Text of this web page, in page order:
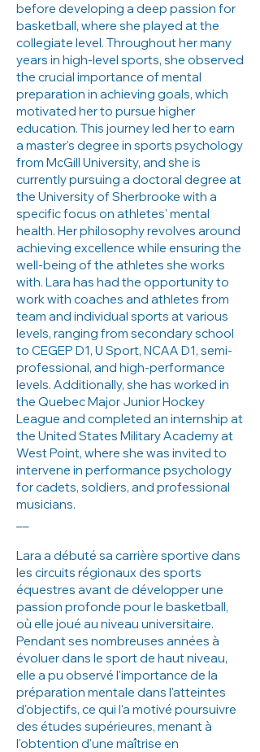
before developing a deep passion for
basketball, where she played at the
collegiate level. Throughout her many
years in high-level sports, she observed
the crucial importance of mental
preparation in achieving goals, which
motivated her to pursue higher
education. This journey led her to earn
a master's degree in sports psychology
from McGill University, and she is
currently pursuing a doctoral degree at
the University of Sherbrooke with a
specific focus on athletes' mental
health. Her philosophy revolves around
achieving excellence while ensuring the
well-being of the athletes she works
with. Lara has had the opportunity to
work with coaches and athletes from
team and individual sports at various
levels, ranging from secondary school
to CEGEP D1, U Sport, NCAA D1, semi-
professional, and high-performance
levels. Additionally, she has worked in
the Quebec Major Junior Hockey
League and completed an internship at
the United States Military Academy at
West Point, where she was invited to
intervene in performance psychology
for cadets, soldiers, and professional
musicians.
Lara a débuté sa carrière sportive dans
les circuits régionaux des sports
équestres avant de développer une
passion profonde pour le basketball,
où elle joué au niveau universitaire.
Pendant ses nombreuses années à
évoluer dans le sport de haut niveau,
elle a pu observé l'importance de la
préparation mentale dans l'atteintes
d'objectifs, ce qui l'a motivé poursuivre
des études supérieures, menant à
l'obtention d'une maîtrise en